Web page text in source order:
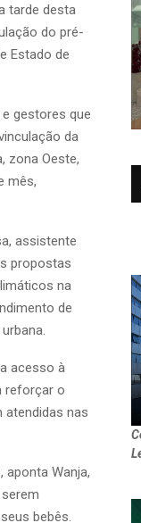
tarde desta
do pré-
Estado de
gestores que
da
zona Oeste,
mês,
assistente
propostas
na
de
acesso à
reforçar o
atendidas nas
aponta Wanja,
bebês.